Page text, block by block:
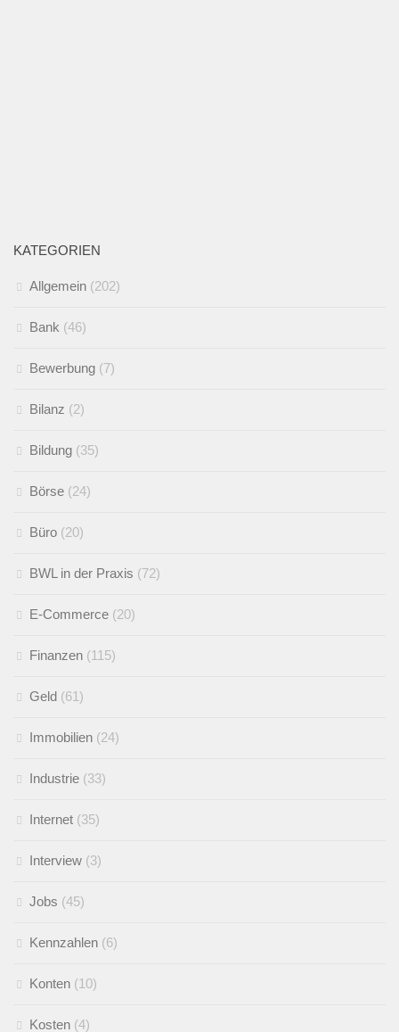
KATEGORIEN
Allgemein (202)
Bank (46)
Bewerbung (7)
Bilanz (2)
Bildung (35)
Börse (24)
Büro (20)
BWL in der Praxis (72)
E-Commerce (20)
Finanzen (115)
Geld (61)
Immobilien (24)
Industrie (33)
Internet (35)
Interview (3)
Jobs (45)
Kennzahlen (6)
Konten (10)
Kosten (4)